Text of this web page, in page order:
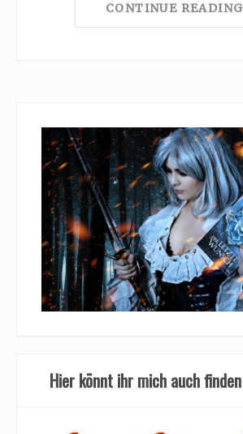
CONTINUE READING
Hier könnt ihr mich auch finden